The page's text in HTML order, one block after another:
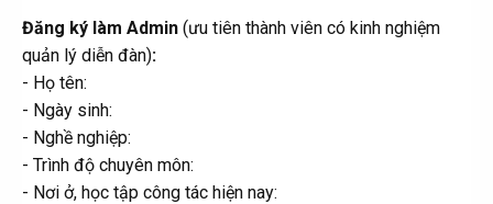
Đăng ký làm Admin (ưu tiên thành viên có kinh nghiệm
quản lý diễn đàn):
- Họ tên:
- Ngày sinh:
- Nghề nghiệp:
- Trình độ chuyên môn:
- Nơi ở, học tập công tác hiện nay: